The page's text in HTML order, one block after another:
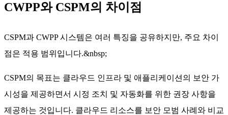
CWPP와 CSPM의 차이점
CSPM과 CWPP 시스템은 여러 특징을 공유하지만, 주요 차이
점은 적용 범위입니다.&nbsp;
CSPM의 목표는 클라우드 인프라 및 애플리케이션의 보안 가
시성을 제공하면서 시정 조치 및 자동화를 위한 권장 사항을
제공하는 것입니다. 클라우드 리소스를 보안 모범 사례와 비교